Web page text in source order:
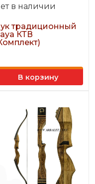
в наличии
традиционный
КТВ
В корзину